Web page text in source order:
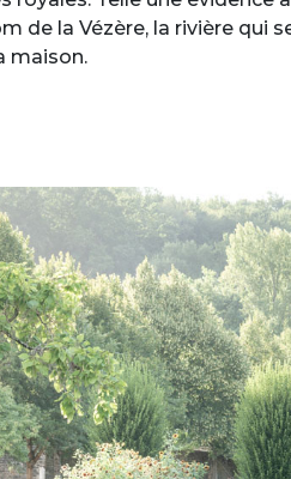
de la Vézère, la rivière qui
maison.